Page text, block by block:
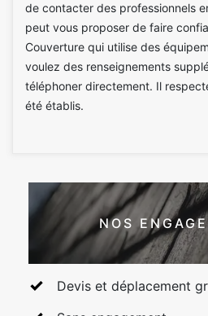
de contacter des professionnels
peut vous proposer de faire
Couverture qui utilise des
voulez des renseignements
téléphoner directement. Il
été établis.
NOS
Devis et déplacement